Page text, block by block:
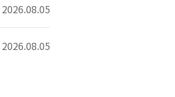
2026.08.05
2026.08.05